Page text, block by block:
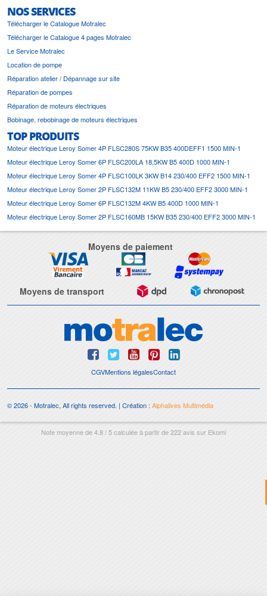
NOS SERVICES
Télécharger le Catalogue Motralec
Télécharger le Catalogue 4 pages Motralec
Le Service Motralec
Location de pompe
Réparation atelier / Dépannage sur site
Réparation de pompes
Réparation de moteurs électriques
Bobinage, rebobinage de moteurs électriques
TOP PRODUITS
Moteur électrique Leroy Somer 4P FLSC280S 75KW B35 400DEFF1 1500 MIN-1
Moteur électrique Leroy Somer 6P FLSC200LA 18,5KW B5 400D 1000 MIN-1
Moteur électrique Leroy Somer 4P FLSC100LK 3KW B14 230/400 EFF2 1500 MIN-1
Moteur électrique Leroy Somer 2P FLSC132M 11KW B5 230/400 EFF2 3000 MIN-1
Moteur électrique Leroy Somer 6P FLSC132M 4KW B5 400D 1000 MIN-1
Moteur électrique Leroy Somer 2P FLSC160MB 15KW B35 230/400 EFF2 3000 MIN-1
Moyens de paiement
Moyens de transport
CGVMentions légalesContact
© 2026 - Motralec, All rights reserved. | Création :Alphalives Multimédia
Note moyenne de4.8/5calculée à partir de222avis sur Ekomi